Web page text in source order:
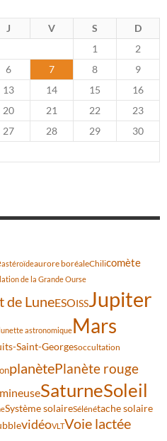
J V S
D
1
2
6 7 8
9
13 14 15
16
20 21 22
23
27 28 29
30
astéroïdeaurore boréaleChilicomète
de la Grande Ourse
de LuneESOISSJupiter
astronomiqueMars
Saint-Georgesoccultation
planètePlanète rouge
SaturneSoleil
Système solaireSélénétache solaire
vidéoVLTVoie lactée